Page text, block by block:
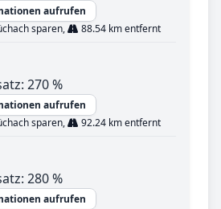
aufrufen
sparen,
88.54 km entfernt
270 %
aufrufen
sparen,
92.24 km entfernt
280 %
aufrufen